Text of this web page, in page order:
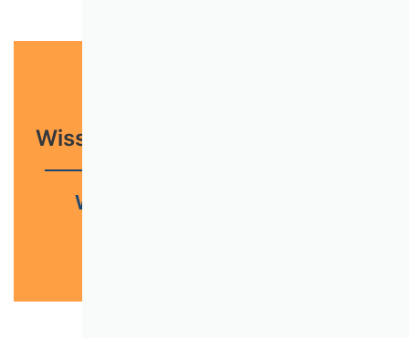
Wissenschaftliche Zeitschriften
Wissenschaftliche Qualität